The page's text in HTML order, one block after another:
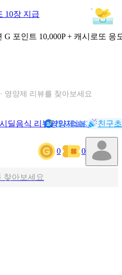
10장 지급
G 포인트 10,000P + 캐시로또 응
와 영양성분을 검색해보세요
딜음식 리뷰영양제NEW기록
캐시리뷰 친구
0 0
검색해보세요
검색해보세요